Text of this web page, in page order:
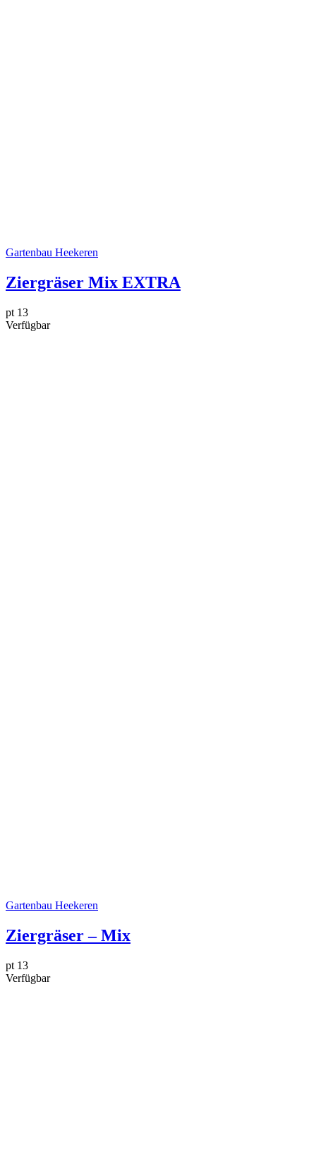
Gartenbau Heekeren
Ziergräser Mix EXTRA
pt 13
Verfügbar
Gartenbau Heekeren
Ziergräser – Mix
pt 13
Verfügbar